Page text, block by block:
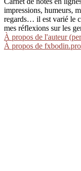
impressions, humeurs,
regards… il est varié le
mes réflexions sur les
À propos de l'auteur
À propos de fxbodin.pro